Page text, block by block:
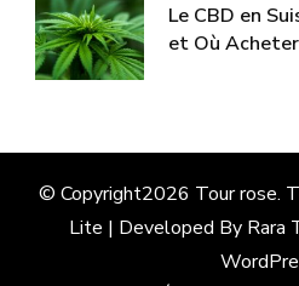
Le CBD en
et Où
© Copyright2026 Tour rose.
Lite | Developed By Rara